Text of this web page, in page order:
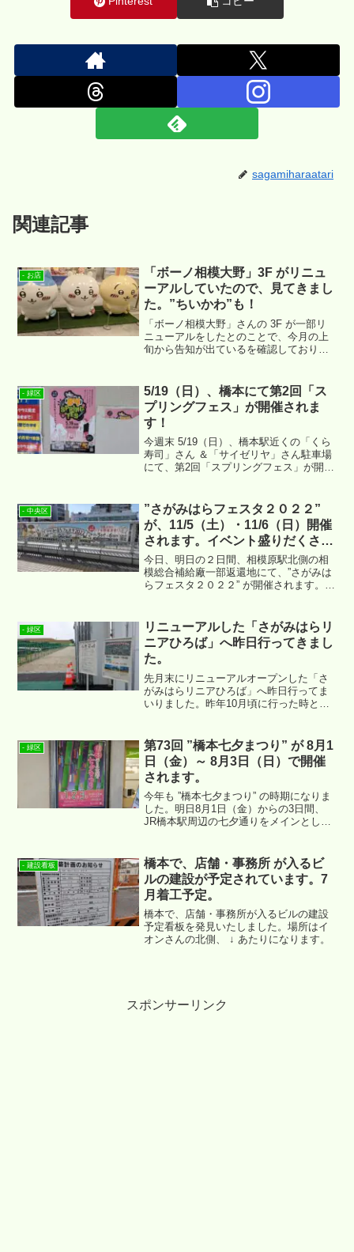
sagamiharaatari
関連記事
- お店
「ボーノ相模大野」3F がリニュ
ーアルしていたので、見てきまし
た。”ちいかわ”も！
「ボーノ相模大野」さんの 3F が一部リ
ニューアルをしたとのことで、今月の上
旬から告知が出ているを確認しておりま
その時の写真でご紹介させていただけれ
ばと思います。
- 緑区
5/19（日）、橋本にて第2回「ス
プリングフェス」が開催されま
す！
今週末 5/19（日）、橋本駅近くの「くら
寿司」さん ＆「サイゼリヤ」さん駐車場
にて、第2回「スプリングフェス」が開催
- 中央区
”さがみはらフェスタ２０２２”
が、11/5（土）・11/6（日）開催
されます。イベント盛りだくさ
ん！
今日、明日の２日間、相模原駅北側の相
模総合補給廠一部返還地にて、”さがみは
らフェスタ２０２２” が開催されます。名
- 緑区
リニューアルした「さがみはらリ
ニアひろば」へ昨日行ってきまし
た。
先月末にリニューアルオープンした「さ
がみはらリニアひろば」へ昨日行ってま
いりました。昨年10月頃に行った時とど
- 緑区
第73回 ”橋本七夕まつり” が 8月1
日（金）～ 8月3日（日）で開催
されます。
今年も ”橋本七夕まつり” の時期になりま
した。明日8月1日（金）からの3日間、
JR橋本駅周辺の七夕通りをメインとし
- 建設看板
橋本で、店舗・事務所 が入るビ
ルの建設が予定されています。7
月着工予定。
橋本で、店舗・事務所が入るビルの建設
予定看板を発見いたしました。場所はイ
オンさんの北側、 ↓ あたりになります。
スポンサーリンク